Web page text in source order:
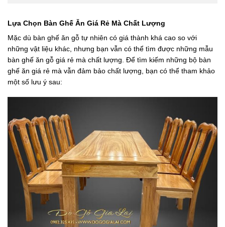
Lựa Chọn Bàn Ghế Ăn Giá Rẻ Mà Chất Lượng
Mặc dù bàn ghế ăn gỗ tự nhiên có giá thành khá cao so với
những vật liệu khác, nhưng bạn vẫn có thể tìm được những mẫu
bàn ghế ăn gỗ giá rẻ mà chất lượng. Để tìm kiếm những bộ bàn
ghế ăn giá rẻ mà vẫn đảm bảo chất lượng, bạn có thể tham khảo
một số lưu ý sau: